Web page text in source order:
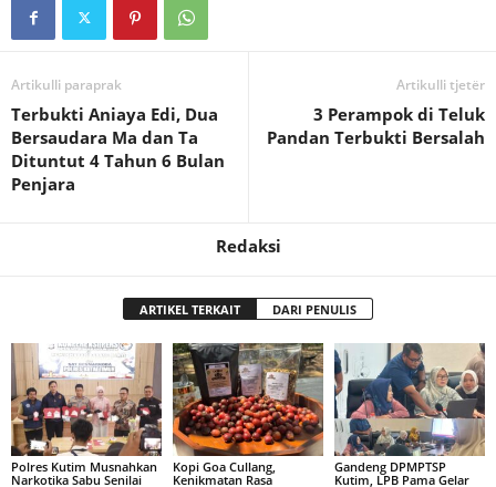
Artikulli paraprak
Terbukti Aniaya Edi, Dua
Bersaudara Ma dan Ta
Dituntut 4 Tahun 6 Bulan
Penjara
Artikulli tjetër
3 Perampok di Teluk
Pandan Terbukti Bersalah
Redaksi
ARTIKEL TERKAIT DARI PENULIS
Polres Kutim Musnahkan
Narkotika Sabu Senilai
Kopi Goa Cullang,
Kenikmatan Rasa
Gandeng DPMPTSP
Kutim, LPB Pama Gelar